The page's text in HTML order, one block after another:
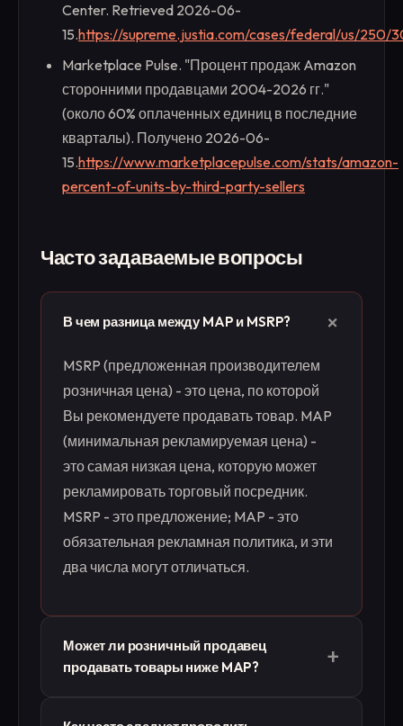
Center. Retrieved 2026-06-
15.https://supreme.justia.com/cases/federal/us/250/
Marketplace Pulse. "Процент продаж Amazon
сторонними продавцами 2004-2026 гг."
(около 60% оплаченных единиц в последние
кварталы). Получено 2026-06-
15.https://www.marketplacepulse.com/stats/amazon-
percent-of-units-by-third-party-sellers
Часто задаваемые вопросы
В чем разница между MAP и MSRP? +
MSRP (предложенная производителем
розничная цена) - это цена, по которой
Вы рекомендуете продавать товар. MAP
(минимальная рекламируемая цена) -
это самая низкая цена, которую может
рекламировать торговый посредник.
MSRP - это предложение; MAP - это
обязательная рекламная политика, и эти
два числа могут отличаться.
Может ли розничный продавец
продавать товары ниже MAP?
+